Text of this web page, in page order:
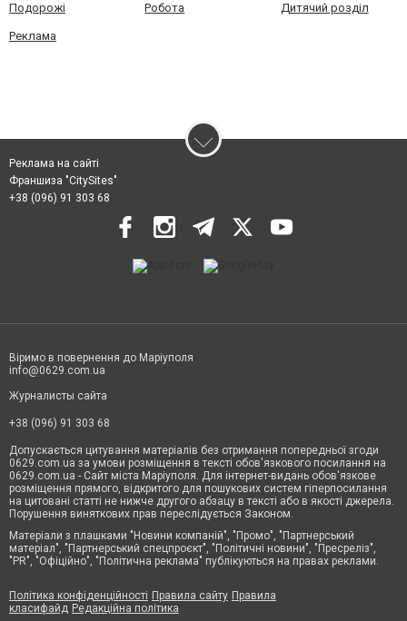
Подорожі Робота Дитячий розділ
Реклама
Реклама на сайті
Франшиза "CitySites"
+38 (096) 91 303 68
Віримо в повернення до Маріуполя
info@0629.com.ua
Журналисты сайта
+38 (096) 91 303 68
Допускається цитування матеріалів без отримання попередньої згоди
0629.com.ua за умови розміщення в тексті обов'язкового посилання на
0629.com.ua - Сайт міста Маріуполя. Для інтернет-видань обов'язкове
розміщення прямого, відкритого для пошукових систем гіперпосилання
на цитовані статті не нижче другого абзацу в тексті або в якості джерела.
Порушення виняткових прав переслідується Законом.
Матеріали з плашками "Новини компаній", "Промо", "Партнерський
матеріал", "Партнерський спецпроєкт", "Політичні новини", "Пресреліз",
"PR", "Офіційно", "Політична реклама" публікуються на правах реклами.
Політика конфіденційності Правила сайту Правила
класифайд Редакційна політика